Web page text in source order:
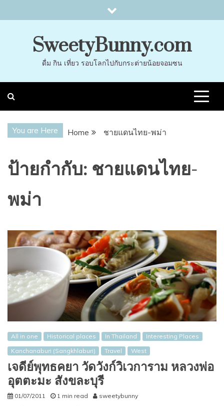
to
SweetyBunny.com
ดื่ม กิน เที่ยว รอบโลกไปกับกระต่ายน้อยจอมซน
You are Here Home ชายแดนไทย-พม่า
ป้ายกำกับ: ชายแดนไทย-
พม่า
All in one Historical places In Thailand
Interesting Places
Kanchanaburi (Sangkhlaburi)
Travel West
เจดีย์พุทธคยา วัดวังก์วิเวการาม หลวงพ่อ
อุตตะมะ สังขละบุรี
01/07/2011 1 min read sweetybunny